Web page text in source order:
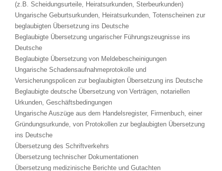
(z.B. Scheidungsurteile, Heiratsurkunden, Sterbeurkunden)
Ungarische Geburtsurkunden, Heiratsurkunden, Totenscheinen zur
beglaubigten Übersetzung ins Deutsche
Beglaubigte Übersetzung ungarischer Führungszeugnisse ins
Deutsche
Beglaubigte Übersetzung von Meldebescheinigungen
Ungarische Schadensaufnahmeprotokolle und
Versicherungspolicen zur beglaubigten Übersetzung ins Deutsche
Beglaubigte deutsche Übersetzung von Verträgen, notariellen
Urkunden, Geschäftsbedingungen
Ungarische Auszüge aus dem Handelsregister, Firmenbuch, einer
Gründungsurkunde, von Protokollen zur beglaubigten Übersetzung
ins Deutsche
Übersetzung des Schriftverkehrs
Übersetzung technischer Dokumentationen
Übersetzung medizinische Berichte und Gutachten